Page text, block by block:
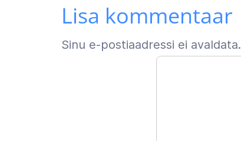
Lisa kommentaar
Sinu e-postiaadressi ei avaldata.